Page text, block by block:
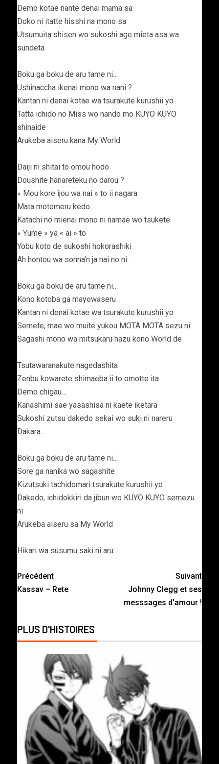
Demo kotae nante denai mama sa
Doko ni itatte hisshi na mono sa
Utsumuita shisen wo sukoshi age mieta asa wa
sundeta
Boku ga boku de aru tame ni…
Ushinaccha ikenai mono wa nani ?
Kantan ni denai kotae wa tsurakute kurushii yo
Tatta ichido no Miss wo nando mo KUYO KUYO
shinaide
Arukeba aiseru kana My World
Daiji ni shitai to omou hodo
Doushite hanareteku no darou ?
« Mou kore ijou wa nai » to ii nagara
Mata motomeru kedo…
Katachi no mienai mono ni namae wo tsukete
« Yume » ya « ai » to
Yobu koto de sukoshi hokorashiki
Ah hontou wa sonna’n ja nai no ni…
Boku ga boku de aru tame ni…
Kono kotoba ga mayowaseru
Kantan ni denai kotae wa tsurakute kurushii yo
Semete, mae wo muite yukou MOTA MOTA sezu ni
Sagashi mono wa mitsukaru hazu kono World de
Tsutawaranakute nagedashita
Zenbu kowarete shimaeba ii to omotte ita
Demo chigau…
Kanashimi sae yasashisa ni kaete iketara
Sukoshi zutsu dakedo sekai wo suki ni nareru
Dakara…
Boku ga boku de aru tame ni…
Sore ga nanika wo sagashite
Kizutsuki tachidomari tsurakute kurushii yo
Dakedo, ichidokkiri da jibun wo KUYO KUYO semezu
ni
Arukeba aiseru sa My World
Hikari wa susumu saki ni aru
Précédent
Kassav – Rete
Suivant
Johnny Clegg et ses
messsages d’amour !
PLUS D'HISTOIRES